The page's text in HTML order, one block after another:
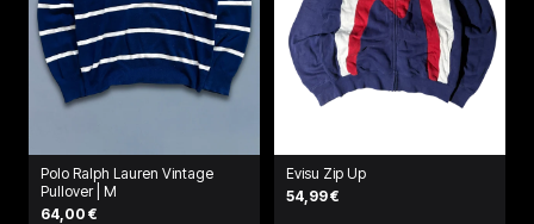
Polo Ralph Lauren Vintage
Pullover | M
64,00 €
Evisu Zip Up
54,99 €